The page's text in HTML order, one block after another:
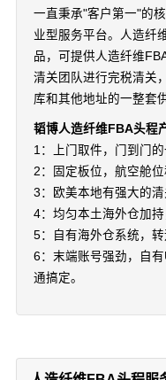
一直秉承"客户第一"的
业型服务平台。人造纤
品，可提供人造纤维
清关团队进行完税清关
库和其他地址的一整套
韬博人造纤维FBA头程
1：上门取件，门到门的
2：固定板位，航空舱位
3：欧美本地有强大的清
4：均匀本土海外仓加持
5：自有海外仓系统，转
6：末端账号强劲，自
通搞定。